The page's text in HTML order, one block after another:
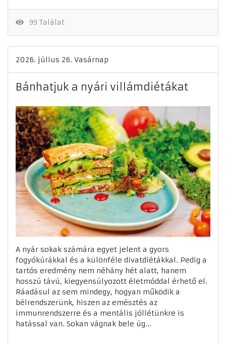
99 Találat
2026. július 26. Vasárnap
Bánhatjuk a nyári villámdiétákat
A nyár sokak számára egyet jelent a gyors
fogyókúrákkal és a különféle divatdiétákkal. Pedig a
tartós eredmény nem néhány hét alatt, hanem
hosszú távú, kiegyensúlyozott életmóddal érhető el.
Ráadásul az sem mindegy, hogyan működik a
bélrendszerünk, hiszen az emésztés az
immunrendszerre és a mentális jóllétünkre is
hatással van. Sokan vágnak bele úg...